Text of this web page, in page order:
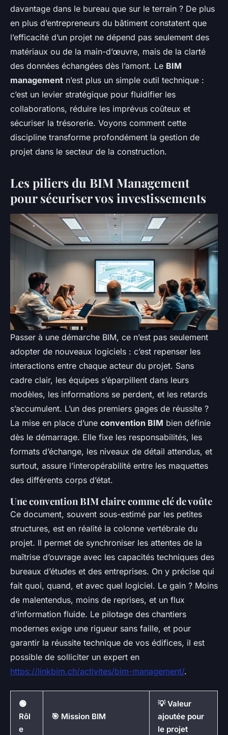
davantage dans le bureau que sur le terrain ? De plus
en plus d’entrepreneurs du bâtiment constatent que
l’efficacité d’un projet ne dépend pas seulement des
matériaux ou de la main-d’œuvre, mais de la clarté
des données échangées dès l’amont. Le BIM
management n’est plus un simple outil technique :
c’est un levier stratégique pour fluidifier les
collaborations, réduire les imprévus coûteux et
sécuriser la trésorerie. Voyons comment cette
discipline transforme profondément la gestion de
projet dans le secteur de la construction.
Les piliers du BIM Management
pour sécuriser vos investissements
Passer à une démarche BIM, ce n’est pas seulement
adopter de nouveaux logiciels : c’est repenser les
interactions entre chaque acteur du projet. Sans
cadre clair, les équipes s’éparpillent dans leurs
modèles, les informations se perdent, et les retards
s’accumulent. L’un des premiers gages de réussite ?
La mise en place d’une convention BIM bien définie
dès le démarrage. Elle fixe les responsabilités, les
formats d’échange, les niveaux de détail attendus, et
surtout, assure l’interopérabilité entre les maquettes
des différents corps d’état.
Une convention BIM claire comme clé de voûte
Ce document, souvent sous-estimé par les petites
structures, est en réalité la colonne vertébrale du
projet. Il permet de synchroniser les attentes de la
maîtrise d’ouvrage avec les capacités techniques des
bureaux d’études et des entreprises. On y précise qui
fait quoi, quand, et avec quel logiciel. Le gain ? Moins
de malentendus, moins de reprises, et un flux
d’information fluide. Le pilotage des chantiers
modernes exige une rigueur sans faille, et pour
garantir la réussite technique de vos édifices, il est
possible de solliciter un expert en
https://linkbim.ch/activites/bim-management/.
🟢
Rôl
e
🎯 Mission BIM
💡 Valeur
ajoutée pour
le projet